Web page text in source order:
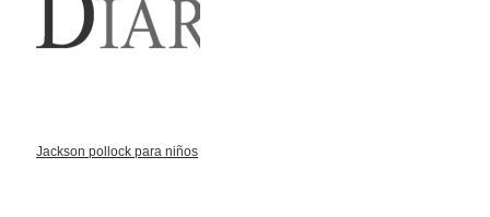
Jackson pollock para niños